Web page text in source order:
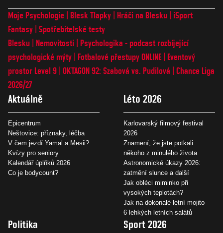
Moje Psychologie Blesk Tlapky Hráči na Blesku
iSport
Fantasy Spotřebitelské testy
Blesku
Nemovitosti
Psychologika - podcast rozbíjející
psychologické mýty
Fotbalové přestupy ONLINE
Eventový
prostor Level 9 OKTAGON 92: Szabová vs. Pudilová
Chance Liga
2026/27
Aktuálně
Epicentrum
Neštovice: příznaky, léčba
V čem jezdí Yamal a Mesii?
Kvízy pro seniory
Kalendář úplňků 2026
Co je bodycount?
Léto 2026
Karlovarský filmový festival
2026
Znamení, že jste potkali
někoho z minulého života
Astronomické úkazy 2026:
zatmění slunce a další
Jak obléci miminko při
vysokých teplotách?
Jak na dokonalé letní mojito
6 lehkých letních salátů
Politika Sport 2026